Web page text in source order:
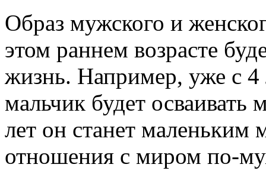
Образ мужского и
этом раннем возрасте
жизнь. Например, уже с 4
мальчик будет
лет он станет маленьким
отношения с миром по-